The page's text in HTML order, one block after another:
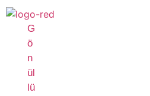
İçeriğe
G
ö
n
ül
lü